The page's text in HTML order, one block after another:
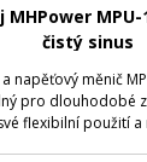
MPU-
čistý sinus
napěťový měnič
pro dlouhodobé
flexibilní použití